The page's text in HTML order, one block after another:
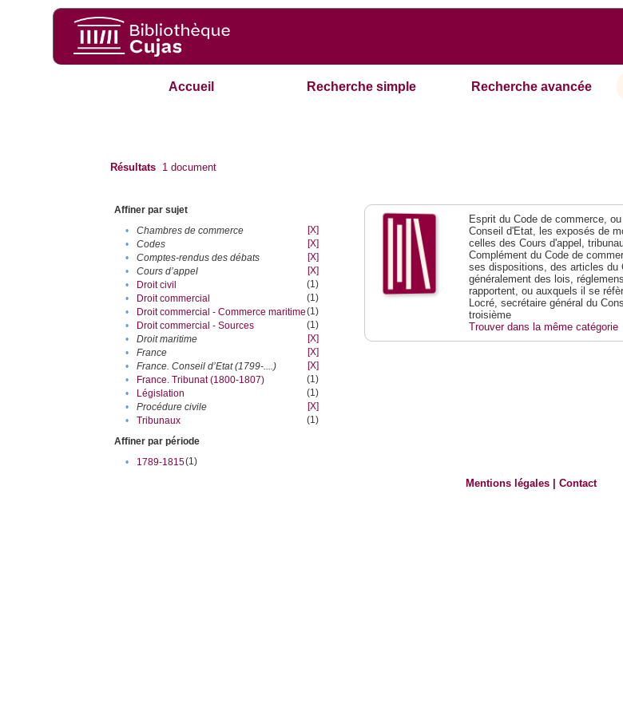
Accueil Recherche simple Recherche avancée
Résultats 1 document
Affiner par sujet
•
Chambres de commerce
[X]
•
Codes
[X]
•
Comptes-rendus des débats
[X]
•
Cours d’appel
[X]
•
Droit civil
(1)
•
Droit commercial
(1)
•
Droit commercial - Commerce maritime(1)
•
Droit commercial - Sources
(1)
•
Droit maritime
[X]
•
France
[X]
•
France. Conseil d’Etat (1799-....)
[X]
•
France. Tribunat (1800-1807)
(1)
•
Législation
(1)
•
Procédure civile
[X]
•
Tribunaux
(1)
Affiner par période
•
1789-1815(1)
Esprit du Code de commerce,
Conseil d'Etat, les exposés de
celles des Cours d'appel,
Complément du Code de
ses dispositions, des articles du
généralement des lois,
rapportent, ou auxquels il se
Locré, secrétaire général du
troisième
Trouver dans la même catégorie
Mentions légales |Contact